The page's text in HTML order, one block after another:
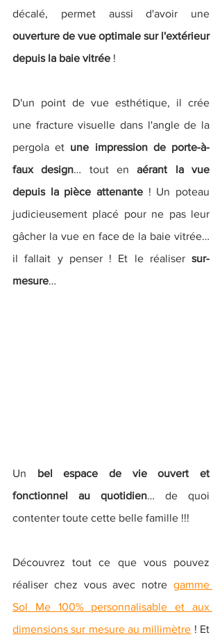
ouverture de vue optimale sur l'extérieur
depuis la baie vitrée !
D'un point de vue esthétique, il crée
une fracture visuelle dans l'angle de la
pergola et une impression de porte-à-
faux design… tout en aérant la vue
depuis la pièce attenante ! Un poteau
judicieusement placé pour ne pas leur
gâcher la vue en face de la baie vitrée…
il fallait y penser ! Et le réaliser sur-
mesure…
Un bel espace de vie ouvert et
fonctionnel au quotidien… de quoi
contenter toute cette belle famille !!!
Découvrez tout ce que vous pouvez
réaliser chez vous avec notre gamme
Sol Me 100% personnalisable et aux
dimensions sur mesure au millimètre ! Et